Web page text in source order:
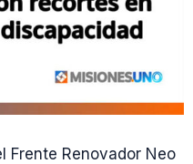
Frente Renovador Neo